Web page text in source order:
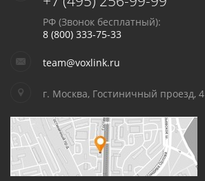
РФ (Звонок бесплатный):
8 (800) 333-75-33
team@voxlink.ru
г. Москва, Гостиничный проезд, 4